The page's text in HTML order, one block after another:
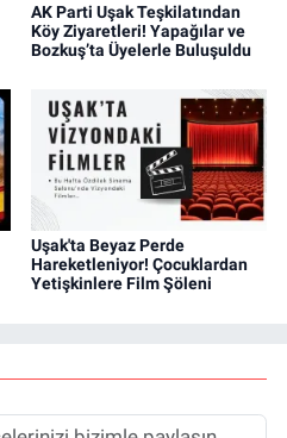
AK Parti Uşak Teşkilatından
Köy Ziyaretleri! Yapağılar ve
Bozkuş’ta Üyelerle Buluşuldu
Uşak'ta Beyaz Perde
Hareketleniyor! Çocuklardan
Yetişkinlere Film Şöleni